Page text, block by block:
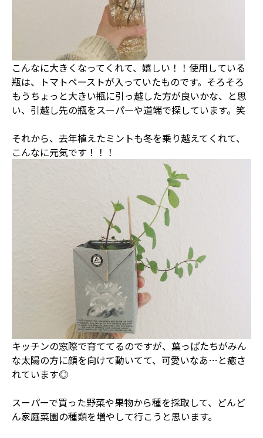
こんなに大きくなってくれて、嬉しい！！使用している
瓶は、トマトペーストが入っていたものです。そろそろ
もうちょっと大きい瓶に引っ越した方が良いかな、と思
い、引越し先の瓶をスーパーや道端で探しています。笑
それから、去年植えたミントも冬を乗り越えてくれて、
こんなに元気です！！！
キッチンの窓際で育ててるのですが、葉っぱたちがみん
な太陽の方に顔を向けて動いてて、可愛いなあ…と癒さ
れています◎
スーパーで買った野菜や果物から種を採取して、どんど
ん家庭菜園の種類を増やして行こうと思います。